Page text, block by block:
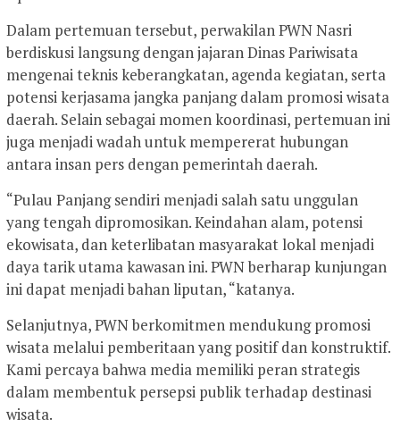
Dalam pertemuan tersebut, perwakilan PWN Nasri
berdiskusi langsung dengan jajaran Dinas Pariwisata
mengenai teknis keberangkatan, agenda kegiatan, serta
potensi kerjasama jangka panjang dalam promosi wisata
daerah. Selain sebagai momen koordinasi, pertemuan ini
juga menjadi wadah untuk mempererat hubungan
antara insan pers dengan pemerintah daerah.
“Pulau Panjang sendiri menjadi salah satu unggulan
yang tengah dipromosikan. Keindahan alam, potensi
ekowisata, dan keterlibatan masyarakat lokal menjadi
daya tarik utama kawasan ini. PWN berharap kunjungan
ini dapat menjadi bahan liputan, “katanya.
Selanjutnya, PWN berkomitmen mendukung promosi
wisata melalui pemberitaan yang positif dan konstruktif.
Kami percaya bahwa media memiliki peran strategis
dalam membentuk persepsi publik terhadap destinasi
wisata.